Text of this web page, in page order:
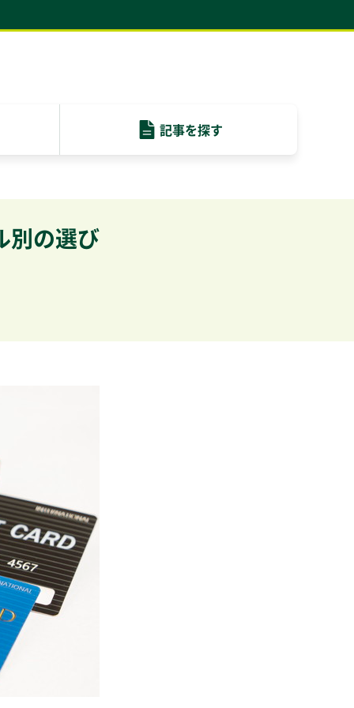
記事を探す
別の選び